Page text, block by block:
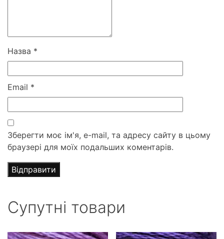
Назва *
Email *
Зберегти моє ім'я, e-mail, та адресу сайту в цьому
браузері для моїх подальших коментарів.
Супутні товари